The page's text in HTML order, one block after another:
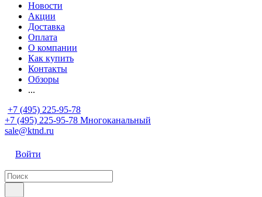
Новости
Акции
Доставка
Оплата
О компании
Как купить
Контакты
Обзоры
...
+7 (495) 225-95-78
+7 (495) 225-95-78 Многоканальный
sale@ktnd.ru
Войти